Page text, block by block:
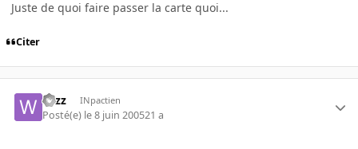
Juste de quoi faire passer la carte quoi...
Citer
wizz INpactien
Posté(e) le 8 juin 200521 a